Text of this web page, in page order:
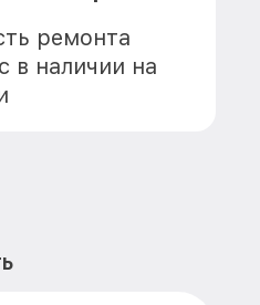
ремонта
в наличии на